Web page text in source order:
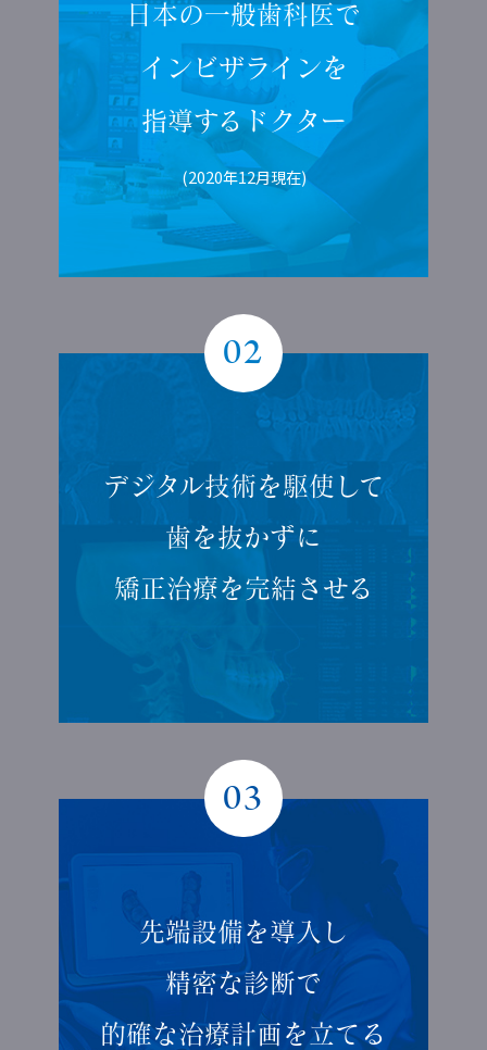
日本の一般歯科医で
インビザラインを
指導するドクター
(2020年12月現在)
02
デジタル技術を駆使して
歯を抜かずに
矯正治療を完結させる
03
先端設備を導入し
精密な診断で
的確な治療計画を立てる